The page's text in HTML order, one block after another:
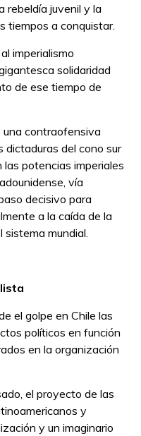
rebeldía juvenil y la
tiempos a conquistar.
imperialismo
solidaridad
de ese tiempo de
una contraofensiva
dictaduras del cono sur
potencias imperiales
vía
decisivo para
a la caída de la
sistema mundial.
el golpe en Chile las
políticos en función
en la organización
el proyecto de las
y
y un imaginario